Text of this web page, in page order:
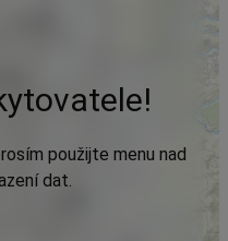
použijte menu nad
dat.